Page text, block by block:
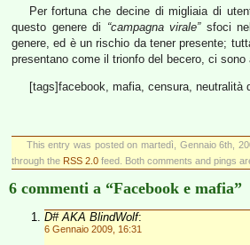
Per fortuna che decine di migliaia di
questo genere di “campagna virale”sfoci nel
genere, ed è un rischio da tener presente;
presentano come il trionfo del becero, ci
[tags]facebook, mafia, censura,
This entry was posted on martedì, Gennaio 6th,
through the RSS 2.0 feed. Both comments and pings
6 commenti a “Facebook e mafia”
D# AKA BlindWolf:
6 Gennaio 2009, 16:31